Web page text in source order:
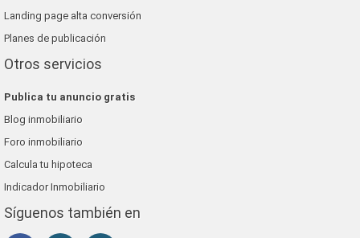
Landing page alta conversión
Planes de publicación
Otros servicios
Publica tu anuncio gratis
Blog inmobiliario
Foro inmobiliario
Calcula tu hipoteca
Indicador Inmobiliario
Síguenos también en